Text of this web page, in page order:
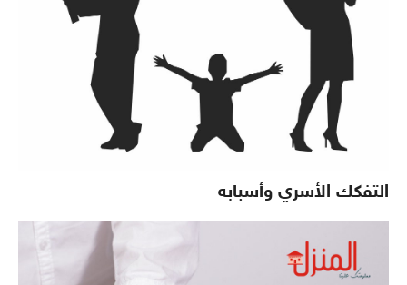
التفكك الأسري وأسبابه